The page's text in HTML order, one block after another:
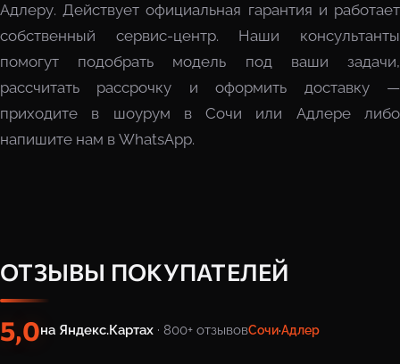
Адлеру. Действует официальная гарантия и работает
собственный сервис-центр. Наши консультанты
помогут подобрать модель под ваши задачи,
рассчитать рассрочку и оформить доставку —
приходите в шоурум в Сочи или Адлере либо
напишите нам в WhatsApp.
ОТЗЫВЫ ПОКУПАТЕЛЕЙ
5,0на Яндекс.Картах · 800+ отзывовСочи·Адлер